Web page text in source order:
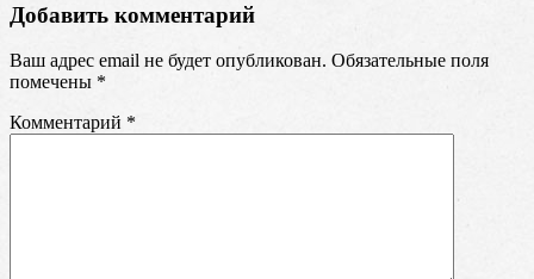
Добавить комментарий
Ваш адрес email не будет опубликован. Обязательные поля
помечены *
Комментарий *